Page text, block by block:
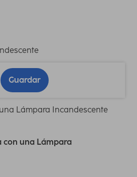
Guardar
Lámpara Incandescente
con una Lámpara